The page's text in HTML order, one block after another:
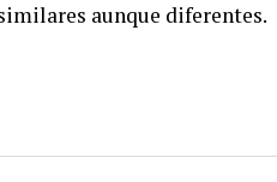
aunque diferentes.